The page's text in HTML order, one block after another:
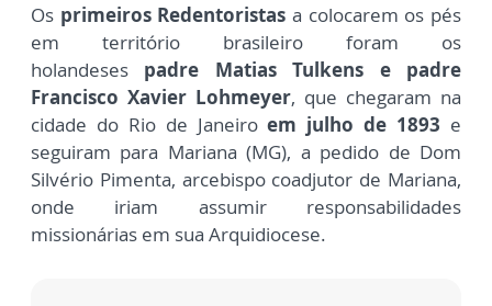
Os primeiros Redentoristasa colocarem os pés
em território brasileiro foram os
holandeses padre Matias Tulkens e padre
Francisco Xavier Lohmeyer, que chegaram na
cidade do Rio de Janeiroem julho de 1893 e
seguiram para Mariana (MG), a pedido de Dom
Silvério Pimenta, arcebispo coadjutor de Mariana,
onde iriam assumir responsabilidades
missionárias em sua Arquidiocese.